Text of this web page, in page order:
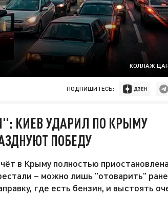
КОЛЛАЖ
ПОДПИШИТЕСЬ:
КИЕВ УДАРИЛ ПО КРЫМУ
ПОБЕДУ
в Крыму полностью
– можно лишь "отоварить"
где есть бензин, и выстоять